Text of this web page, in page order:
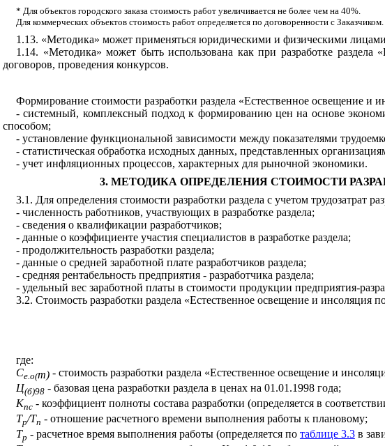
* Для объектов городского заказа стоимость работ увеличивается не более чем на 40%.
Для коммерческих объектов стоимость работ определяется по договоренности с Заказчиком.
1.13. «Методика» может применяться юридическими и физическими
1.14. «Методика» может быть использована как при разработке
договоров, проведения конкурсов.
Формирование стоимости разработки раздела «Естественное освещение
- системный, комплексный подход к формированию цен на основе
способом;
- установление функциональной зависимости между показателями
- статистическая обработка исходных данных, представленных
- учет инфляционных процессов, характерных для рыночной экономики.
3. МЕТОДИКА ОПРЕДЕЛЕНИЯ СТОИМОСТИ
3.1. Для определения стоимости разработки раздела с учетом трудозатрат
- численность работников, участвующих в разработке раздела;
- сведения о квалификации разработчиков;
- данные о коэффициенте участия специалистов в разработке раздела;
- продолжительность разработки раздела;
- данные о средней заработной плате разработчиков раздела;
- средняя рентабельность предприятия - разработчика раздела;
- удельный вес заработной платы в стоимости продукции предприятия-
3.2. Стоимость разработки раздела «Естественное освещение и инсоляция
где:
Се.о(m)- стоимость разработки раздела «Естественное освещение и
Ц(б)98- базовая цена разработки раздела в ценах на 01.01.1998 года;
Кпс- коэффициент полноты состава разработки (определяется в
Тр/Тп - отношение расчетного времени выполнения работы к плановому;
Тр - расчетное время выполнения работы (определяется по таблице 3.3в